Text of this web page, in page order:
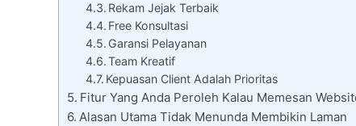
Rekam Jejak Terbaik
Free Konsultasi
Garansi Pelayanan
Team Kreatif
Kepuasan Client Adalah Prioritas
Fitur Yang Anda Peroleh Kalau Memesan
Alasan Utama Tidak Menunda Membikin Laman